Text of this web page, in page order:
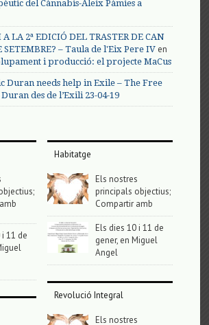
del Cànnabis-Aleix Pàmies a
A LA 2ª EDICIÓ DEL TRASTER DE CAN
SETEMBRE? – Taula de l'Eix Pere IV en
i producció: el projecte MaCus
Duran needs help in Exile – The Free
des de l’Exili 23-04-19
11 de
Habitatge
Els nostres
principals objectius;
Compartir amb
Els dies 10 i 11 de
gener, en Miguel
Angel
Revolució Integral
Els nostres